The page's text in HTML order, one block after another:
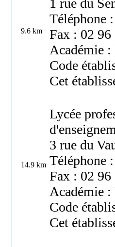
9.6 km
Téléphone
Fax : 02 96
Académie :
Code
Cet
14.9 km
Lycée
3 rue du
Téléphone
Fax : 02 96
Académie :
Code
Cet